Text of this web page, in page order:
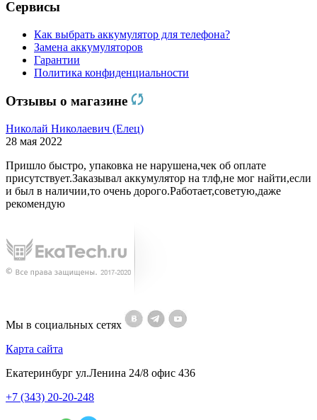
Сервисы
Как выбрать аккумулятор для телефона?
Замена аккумуляторов
Гарантии
Политика конфиденциальности
Отзывы о магазине
Николай Николаевич (Елец)
28 мая 2022
Пришло быстро, упаковка не нарушена,чек об оплате
присутствует.Заказывал аккумулятор на тлф,не мог найти,если
и был в наличии,то очень дорого.Работает,советую,даже
рекомендую
Мы в социальных сетях
Карта сайта
Екатеринбург ул.Ленина 24/8 офис 436
+7 (343) 20-20-248